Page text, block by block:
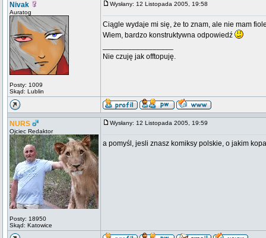
Nivak
Auratog
Posty: 1009
Skąd: Lublin
Wysłany: 12 Listopada 2005, 19:58
Ciągle wydaje mi się, że to znam, ale nie mam
Wiem, bardzo konstruktywna odpowiedź
Nie czuję jak offtopuję.
NURS
Ojciec Redaktor
Posty: 18950
Skąd: Katowice
Wysłany: 12 Listopada 2005, 19:59
a pomyśl, jesli znasz komiksy polskie, o jakim